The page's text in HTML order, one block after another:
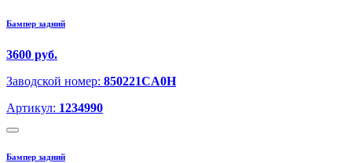
Бампер задний
3600 руб.
Заводской номер: 850221CA0H
Артикул: 1234990
Бампер задний